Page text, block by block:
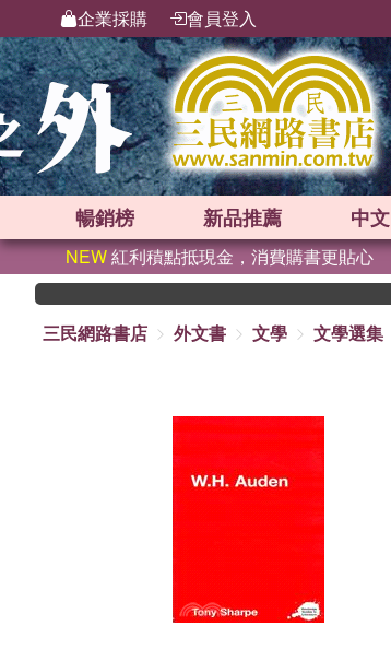
企業採購 會員登入
暢銷榜 新品推薦 中文
NEW紅利積點抵現金，消費購書更貼心
三民網路書店
外文書 文學 文學選集